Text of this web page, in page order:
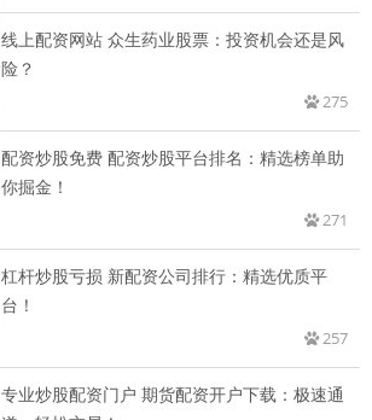
线上配资网站 众生药业股票：投资机会还是风
险？
275
配资炒股免费 配资炒股平台排名：精选榜单助
你掘金！
271
杠杆炒股亏损 新配资公司排行：精选优质平
台！
257
专业炒股配资门户 期货配资开户下载：极速通